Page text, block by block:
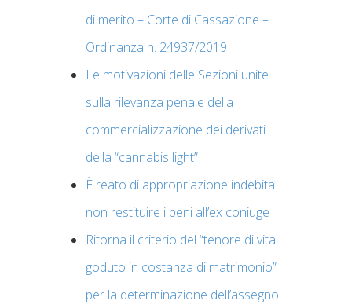
di merito – Corte di Cassazione –
Ordinanza n. 24937/2019
Le motivazioni delle Sezioni unite
sulla rilevanza penale della
commercializzazione dei derivati
della “cannabis light”
È reato di appropriazione indebita
non restituire i beni all’ex coniuge
Ritorna il criterio del “tenore di vita
goduto in costanza di matrimonio”
per la determinazione dell’assegno